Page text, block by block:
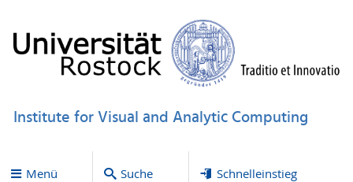
Institute for Visual and Analytic Computing
Menü Suche Schnelleinstieg